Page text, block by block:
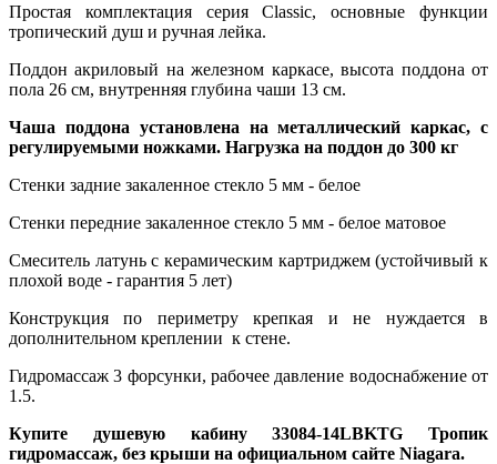
Простая комплектация серия Classic, основные функции
тропический душ и ручная лейка.
Поддон акриловый на железном каркасе, высота поддона от
пола 26 см, внутренняя глубина чаши 13 см.
Чаша поддона установлена на металлический каркас, с
регулируемыми ножками. Нагрузка на поддон до 300 кг
Стенки задние закаленное стекло 5 мм - белое
Стенки передние закаленное стекло 5 мм - белое матовое
Смеситель латунь с керамическим картриджем (устойчивый к
плохой воде - гарантия 5 лет)
Конструкция по периметру крепкая и не нуждается в
дополнительном креплении к стене.
Гидромассаж 3 форсунки, рабочее давление водоснабжение от
1.5.
Купите душевую кабину 33084-14LBKTG Тропик
гидромассаж, без крыши на официальном сайте Niagara.